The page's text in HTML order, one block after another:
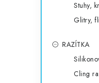
Stuhy,
Glitry,
RAZÍTKA
Cling